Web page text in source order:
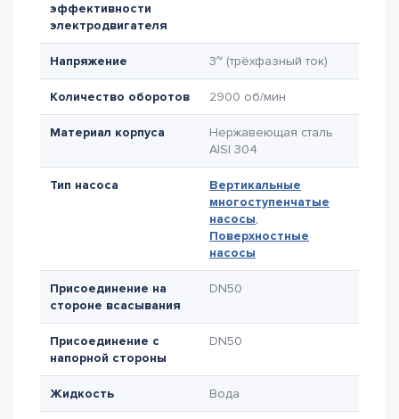
эффективности
электродвигателя
Напряжение 3~ (трёхфазный ток)
Количество оборотов 2900 об/мин
Материал корпуса
Нержавеющая сталь
AISI 304
Тип насоса
Вертикальные
многоступенчатые
насосы,
Поверхностные
насосы
Присоединение на
стороне всасывания
DN50
Присоединение с
напорной стороны
DN50
Жидкость Вода